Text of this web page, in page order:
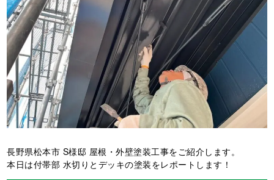
長野県松本市 S様邸 屋根・外壁塗装工事をご紹介します。
本日は付帯部 水切りとデッキの塗装をレポートします！